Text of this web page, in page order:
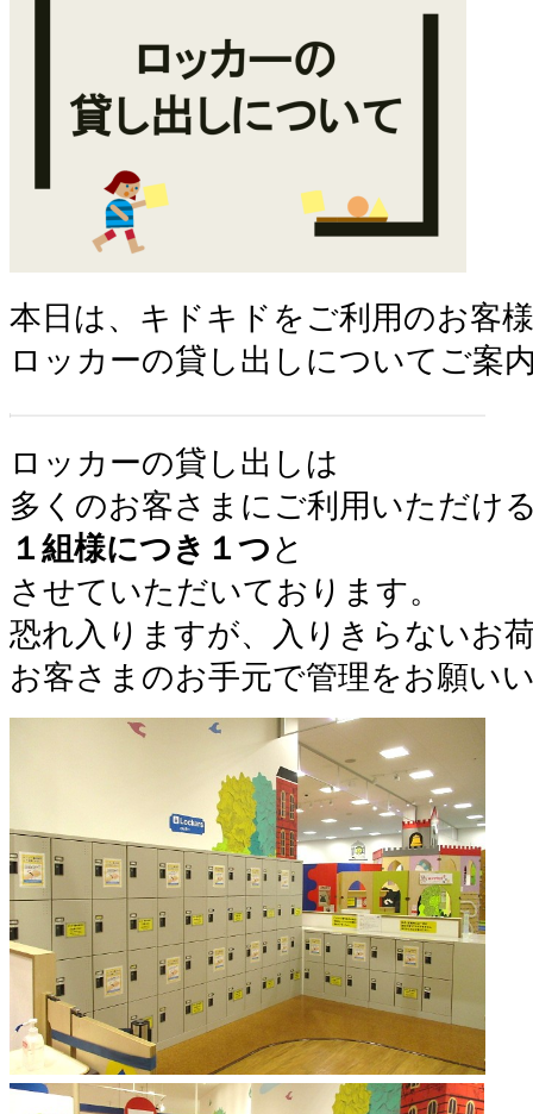
本日は、キドキドをご利用のお客
ロッカーの貸し出しについてご案
ロッカーの貸し出しは
多くのお客さまにご利用いただけ
１組様につき１つ と
させていただいております。
恐れ入りますが、入りきらないお
お客さまのお手元で管理をお願い